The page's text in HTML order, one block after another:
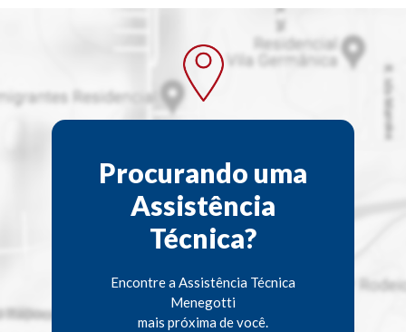
Procurando uma
Assistência
Técnica?
Encontre a Assistência Técnica
Menegotti
mais próxima de você.